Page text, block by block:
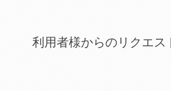
利用者様からのリクエス